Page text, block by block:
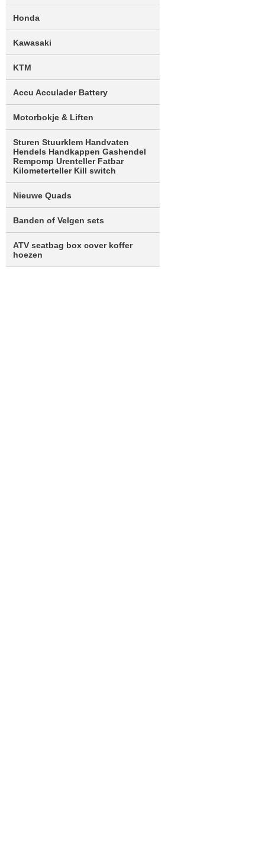
Honda
Kawasaki
KTM
Accu Acculader Battery
Motorbokje & Liften
Sturen Stuurklem Handvaten
Hendels Handkappen Gashendel
Rempomp Urenteller Fatbar
Kilometerteller Kill switch
Nieuwe Quads
Banden of Velgen sets
ATV seatbag box cover koffer
hoezen